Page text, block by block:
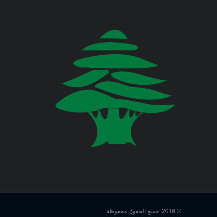
Jul 23, 2026
صدر عن دائرة الإعلام والعلاقات العامة
في المديرية العامة للدفاع المدني
اللبناني البيان الآتي:
Jul 22, 2026
صدر عن دائرة الإعلام والعلاقات العامة
في المديرية العامة للدفاع المدني
Jul 20, 2026
في المديرية العامة للدفاع المدني
وزارة الخارجية والمغتربين
وزارة الصناعة
وزارة العدل
وزارة الصحة العامة © 2016. جميع الحقوق محفوظة